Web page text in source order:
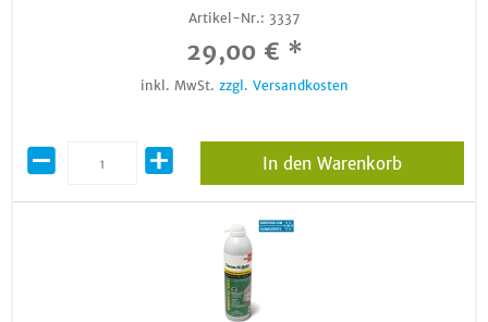
Artikel-Nr.: 3337
29,00 € *
inkl. MwSt. zzgl. Versandkosten
In den Warenkorb